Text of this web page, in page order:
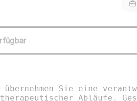
Sie eine
Abläufe.